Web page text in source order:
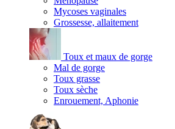
Mycoses vaginales
Grossesse, allaitement
Toux et maux de gorge
Mal de gorge
Toux grasse
Toux sèche
Enrouement, Aphonie